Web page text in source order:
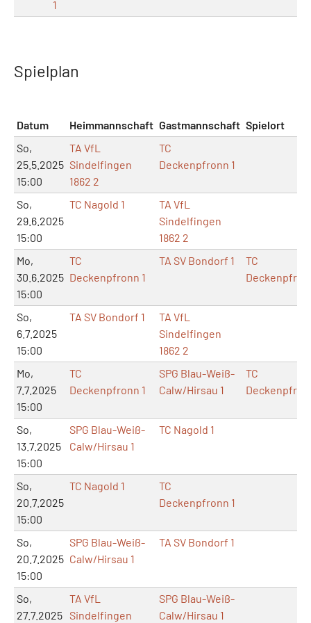
1
Spielplan
Datum Heimmannschaft Gastmannschaft Spielort
So,
25.5.2025
15:00
TA VfL
Sindelfingen
1862 2
TC
Deckenpfronn 1
So,
29.6.2025
15:00
TC Nagold 1
TA VfL
Sindelfingen
1862 2
Mo,
30.6.2025
15:00
TC
Deckenpfronn 1
TA SV Bondorf 1
TC
So,
6.7.2025
15:00
TA SV Bondorf 1
TA VfL
Sindelfingen
1862 2
Mo,
7.7.2025
15:00
TC
Deckenpfronn 1
SPG Blau-Weiß-
Calw/Hirsau 1
TC
So,
13.7.2025
15:00
SPG Blau-Weiß-
Calw/Hirsau 1
TC Nagold 1
So,
20.7.2025
15:00
TC Nagold 1
TC
Deckenpfronn 1
So,
20.7.2025
15:00
SPG Blau-Weiß-
Calw/Hirsau 1
TA SV Bondorf 1
So,
27.7.2025
TA VfL
Sindelfingen
SPG Blau-Weiß-
Calw/Hirsau 1